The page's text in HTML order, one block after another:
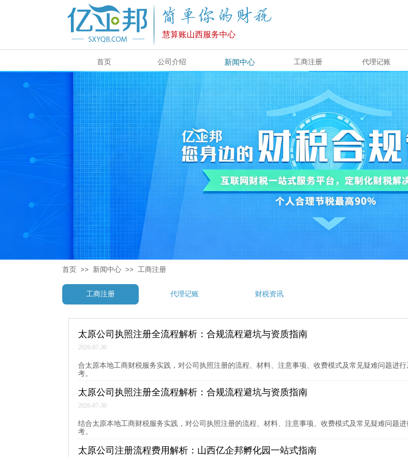
慧算账山西服务中心
首页 公司介绍 新闻中心 工商注册 代理记账
首页 >> 新闻中心 >> 工商注册
代理记账 财税资讯
工商注册
太原公司执照注册全流程解析：合规流程避坑与资质指南
2026-07-30
合太原本地工商财税服务实践，对公司执照注册的流程、材料、注意事项、收费模式及常见疑难问题进
考。
太原公司执照注册全流程解析：合规流程避坑与资质指南
2026-07-30
结合太原本地工商财税服务实践，对公司执照注册的流程、材料、注意事项、收费模式及常见疑难问题
考。
太原公司注册流程费用解析：山西亿企邦孵化园一站式指南